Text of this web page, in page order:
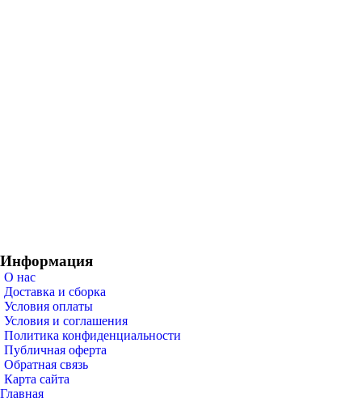
Информация
О нас
Доставка и сборка
Условия оплаты
Условия и соглашения
Политика конфиденциальности
Публичная оферта
Обратная связь
Карта сайта
Главная